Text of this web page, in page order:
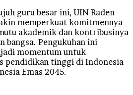
guru besar ini, UIN Raden
memperkuat komitmennya
akademik dan kontribusinya
bangsa. Pengukuhan ini
momentum untuk
pendidikan tinggi di Indonesia
Emas 2045.